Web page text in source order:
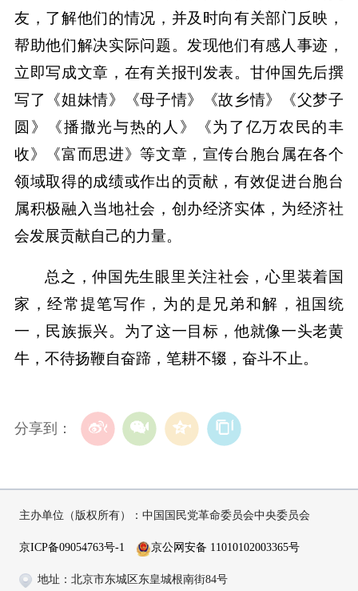
友，了解他们的情况，并及时向有关部门反映，
帮助他们解决实际问题。发现他们有感人事迹，
立即写成文章，在有关报刊发表。甘仲国先后撰
写了《姐妹情》《母子情》《故乡情》《父梦子
圆》《播撒光与热的人》《为了亿万农民的丰
收》《富而思进》等文章，宣传台胞台属在各个
领域取得的成绩或作出的贡献，有效促进台胞台
属积极融入当地社会，创办经济实体，为经济社
会发展贡献自己的力量。
总之，仲国先生眼里关注社会，心里装着国
家，经常提笔写作，为的是兄弟和解，祖国统
一，民族振兴。为了这一目标，他就像一头老黄
牛，不待扬鞭自奋蹄，笔耕不辍，奋斗不止。
分享到：
主办单位（版权所有）：中国国民党革命委员会中央委员会
京ICP备09054763号-1 京公网安备 11010102003365号
地址：北京市东城区东皇城根南街84号